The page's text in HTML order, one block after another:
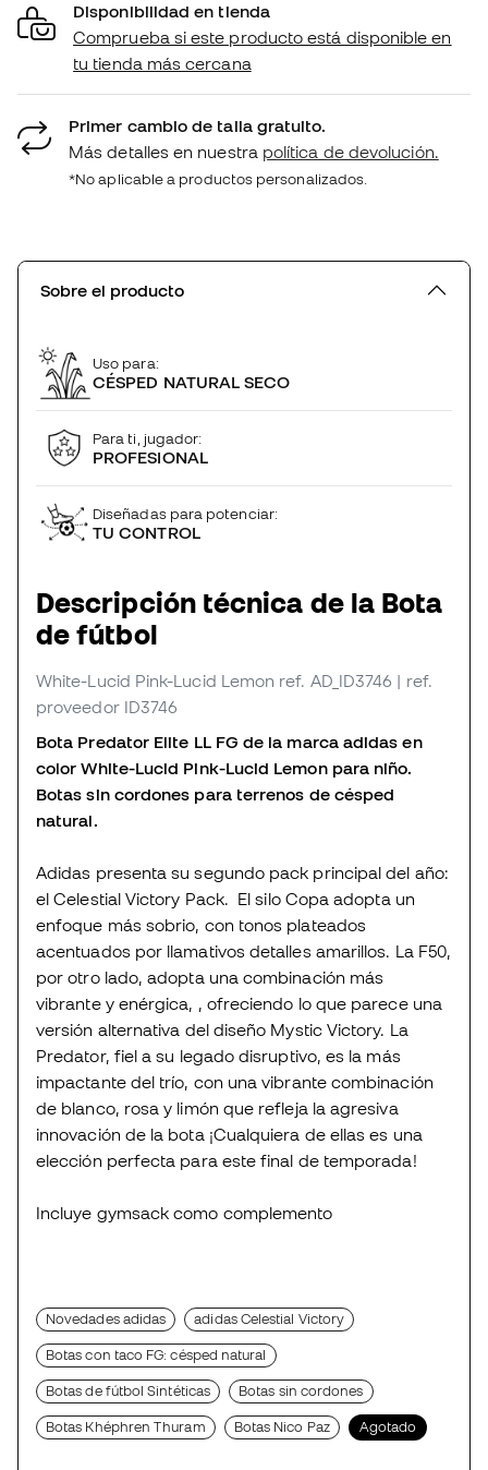
Disponibilidad en tienda
Comprueba si este producto está disponible en
tu tienda más cercana
Primer cambio de talla gratuito.
Más detalles en nuestra política de devolución.
*No aplicable a productos personalizados.
Sobre el producto
Uso para:
CÉSPED NATURAL SECO
Para ti, jugador:
PROFESIONAL
Diseñadas para potenciar:
TU CONTROL
Descripción técnica de la Bota
de fútbol
White-Lucid Pink-Lucid Lemon ref. AD_ID3746 | ref.
proveedor ID3746
Bota Predator Elite LL FG de la marca adidas en
color White-Lucid Pink-Lucid Lemon para niño.
Botas sin cordones para terrenos de césped
natural.
Adidas presenta su segundo pack principal del año:
el Celestial Victory Pack. El silo Copa adopta un
enfoque más sobrio, con tonos plateados
acentuados por llamativos detalles amarillos. La F50,
por otro lado, adopta una combinación más
vibrante y enérgica, , ofreciendo lo que parece una
versión alternativa del diseño Mystic Victory. La
Predator, fiel a su legado disruptivo, es la más
impactante del trío, con una vibrante combinación
de blanco, rosa y limón que refleja la agresiva
innovación de la bota ¡Cualquiera de ellas es una
elección perfecta para este final de temporada!
Incluye gymsack como complemento
Novedades adidas adidas Celestial Victory
Botas con taco FG: césped natural
Botas de fútbol Sintéticas Botas sin cordones
Botas Khéphren Thuram Botas Nico Paz Agotado